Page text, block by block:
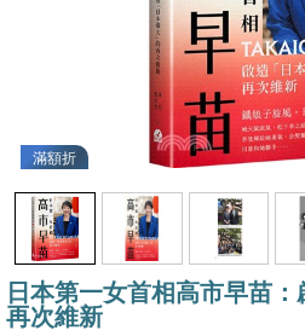
滿額折
日本第一女首相高市早苗
再次維新